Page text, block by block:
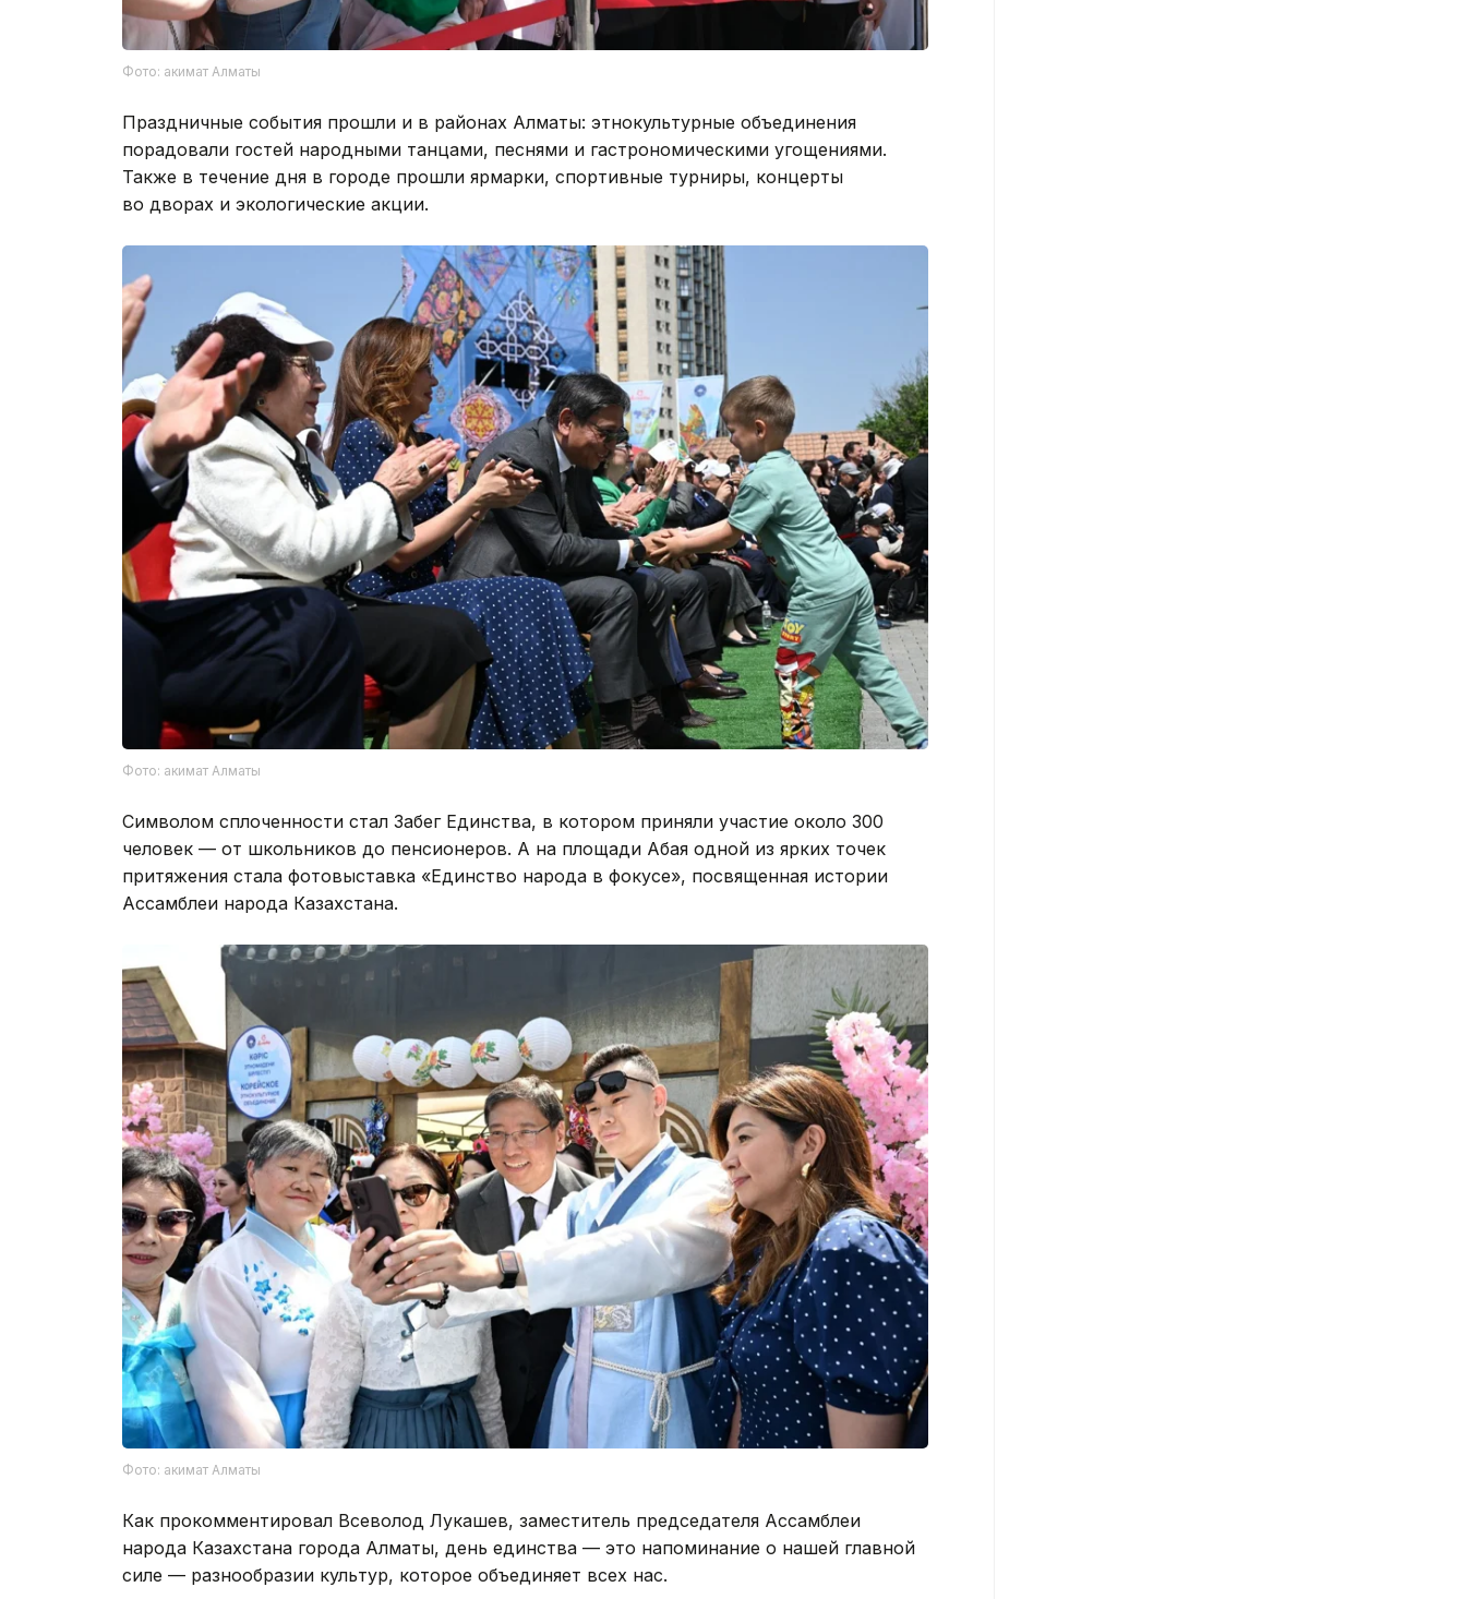
Фото: акимат Алматы
Праздничные события прошли и в районах Алматы: этнокультурные объединения
порадовали гостей народными танцами, песнями и гастрономическими угощениями.
Также в течение дня в городе прошли ярмарки, спортивные турниры, концерты
во дворах и экологические акции.
Фото: акимат Алматы
Символом сплоченности стал Забег Единства, в котором приняли участие около 300
человек — от школьников до пенсионеров. А на площади Абая одной из ярких точек
притяжения стала фотовыставка «Единство народа в фокусе», посвященная истории
Ассамблеи народа Казахстана.
Фото: акимат Алматы
Как прокомментировал Всеволод Лукашев, заместитель председателя Ассамблеи
народа Казахстана города Алматы, день единства — это напоминание о нашей главной
силе — разнообразии культур, которое объединяет всех нас.